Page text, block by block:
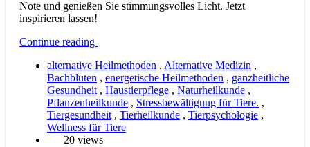
Note und genießen Sie stimmungsvolles Licht. Jetzt
inspirieren lassen!
Continue reading
alternative Heilmethoden , Alternative Medizin ,
Bachblüten , energetische Heilmethoden , ganzheitliche
Gesundheit , Haustierpflege , Naturheilkunde ,
Pflanzenheilkunde , Stressbewältigung für Tiere. ,
Tiergesundheit , Tierheilkunde , Tierpsychologie ,
Wellness für Tiere
20 views